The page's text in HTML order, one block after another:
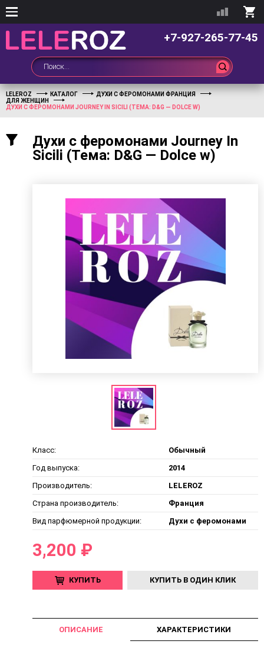
+7-927-265-77-45
LELEROZ КАТАЛОГ
ДУХИ С ФЕРОМОНАМИ ФРАНЦИЯ
ДЛЯ ЖЕНЩИН
ДУХИ С ФЕРОМОНАМИ JOURNEY IN SICILI (ТЕМА: D&G — DOLCE W)
Духи с феромонами Journey In
Sicili (Тема: D&G — Dolce w)
Класс:
Обычный
Год выпуска:
2014
Производитель:
LELEROZ
Страна производитель:
Франция
Вид парфюмерной продукции:
Духи с феромонами
3,200 ₽
КУПИТЬ КУПИТЬ В ОДИН КЛИК
ОПИСАНИЕ ХАРАКТЕРИСТИКИ